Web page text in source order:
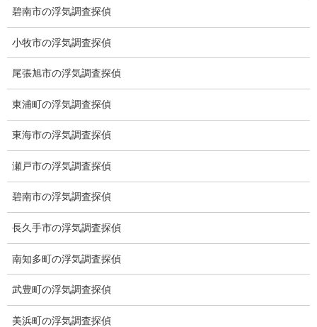
総合探偵社ミライリサーチ
愛知県名古屋市中区栄3-7ｰ4
愛知県名古屋市中区新栄2丁目41-11
ベストビル6B
愛知県公安委員会 第54250033号
碧南市の浮気調査探偵
小牧市の浮気調査探偵
尾張旭市の浮気調査探偵
東浦町の浮気調査探偵
東海市の浮気調査探偵
瀬戸市の浮気調査探偵
碧南市の浮気調査探偵
長久手市の浮気調査探偵
南知多町の浮気調査探偵
武豊町の浮気調査探偵
美浜町の浮気調査探偵